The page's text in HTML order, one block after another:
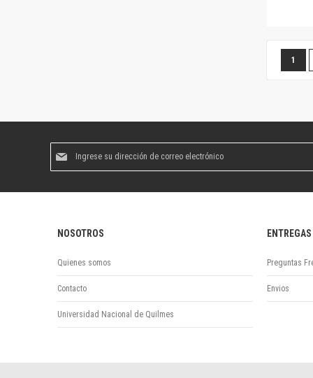
1
boletín
NOSOTROS
Quienes somos
Contacto
Universidad Nacional de Quilmes
ENTREGAS
Preguntas
Envios